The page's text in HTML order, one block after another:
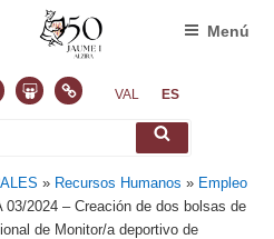
Slideshare
NormasVAL ES
Buscar
Menú
» Recursos Humanos » Empleo
03/2024 – Creación de dos bolsas de
de Monitor/a deportivo de